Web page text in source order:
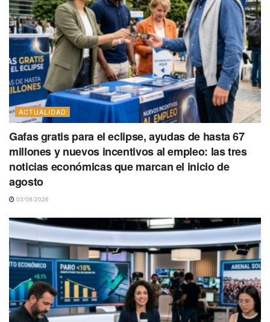
ACTUALIDAD
Gafas gratis para el eclipse, ayudas de hasta 67
millones y nuevos incentivos al empleo: las tres
noticias económicas que marcan el inicio de
agosto
03/08/2026